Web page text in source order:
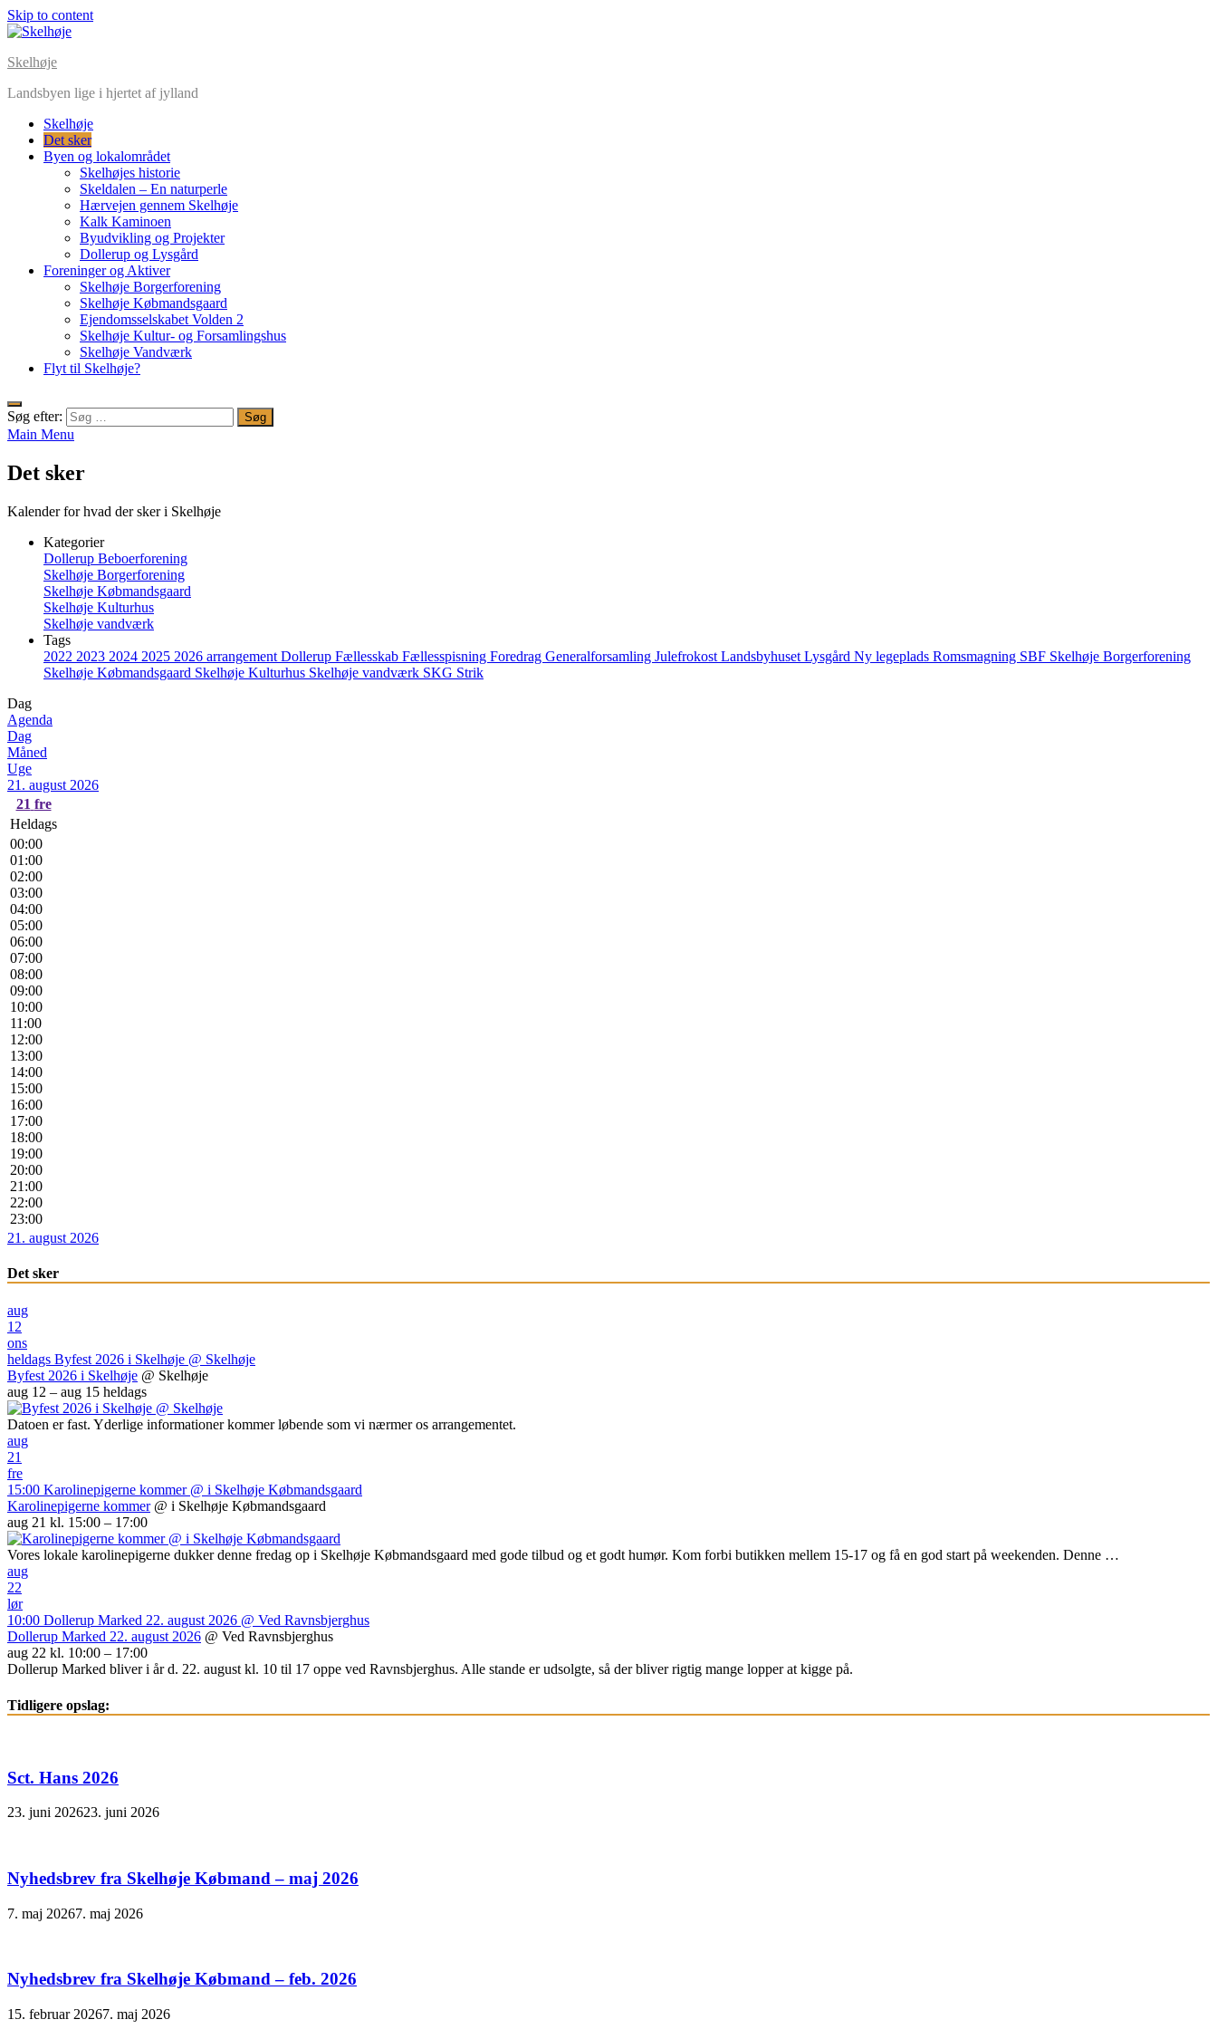
Skip to content
Skelhøje
Landsbyen lige i hjertet af jylland
Skelhøje
Det sker
Byen og lokalområdet
Skelhøjes historie
Skeldalen – En naturperle
Hærvejen gennem Skelhøje
Kalk Kaminoen
Byudvikling og Projekter
Dollerup og Lysgård
Foreninger og Aktiver
Skelhøje Borgerforening
Skelhøje Købmandsgaard
Ejendomsselskabet Volden 2
Skelhøje Kultur- og Forsamlingshus
Skelhøje Vandværk
Flyt til Skelhøje?
Søg efter:
Main Menu
Det sker
Kalender for hvad der sker i Skelhøje
Kategorier
Dollerup Beboerforening
Skelhøje Borgerforening
Skelhøje Købmandsgaard
Skelhøje Kulturhus
Skelhøje vandværk
Tags
2022 2023 2024 2025 2026 arrangement Dollerup Fællesskab Fællesspisning Foredrag Generalforsamling Julefrokost Landsbyhuset Lysgård Ny legeplads Romsmagning SBF Skelhøje Borgerforening
Skelhøje Købmandsgaard Skelhøje Kulturhus Skelhøje vandværk SKG Strik
Dag
Agenda
Dag
Måned
Uge
21. august 2026
21 fre
Heldags
00:00
01:00
02:00
03:00
04:00
05:00
06:00
07:00
08:00
09:00
10:00
11:00
12:00
13:00
14:00
15:00
16:00
17:00
18:00
19:00
20:00
21:00
22:00
23:00
21. august 2026
Det sker
aug
12
ons
heldags Byfest 2026 i Skelhøje @ Skelhøje
Byfest 2026 i Skelhøje @ Skelhøje
aug 12 – aug 15 heldags
Datoen er fast. Yderlige informationer kommer løbende som vi nærmer os arrangementet.
aug
21
fre
15:00 Karolinepigerne kommer @ i Skelhøje Købmandsgaard
Karolinepigerne kommer @ i Skelhøje Købmandsgaard
aug 21 kl. 15:00 – 17:00
Vores lokale karolinepigerne dukker denne fredag op i Skelhøje Købmandsgaard med gode tilbud og et godt humør. Kom forbi butikken mellem 15-17 og få en god start på weekenden. Denne …
aug
22
lør
10:00 Dollerup Marked 22. august 2026 @ Ved Ravnsbjerghus
Dollerup Marked 22. august 2026 @ Ved Ravnsbjerghus
aug 22 kl. 10:00 – 17:00
Dollerup Marked bliver i år d. 22. august kl. 10 til 17 oppe ved Ravnsbjerghus. Alle stande er udsolgte, så der bliver rigtig mange lopper at kigge på.
Tidligere opslag:
Sct. Hans 2026
23. juni 202623. juni 2026
Nyhedsbrev fra Skelhøje Købmand – maj 2026
7. maj 20267. maj 2026
Nyhedsbrev fra Skelhøje Købmand – feb. 2026
15. februar 20267. maj 2026